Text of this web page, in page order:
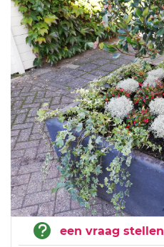
een vraag stellen